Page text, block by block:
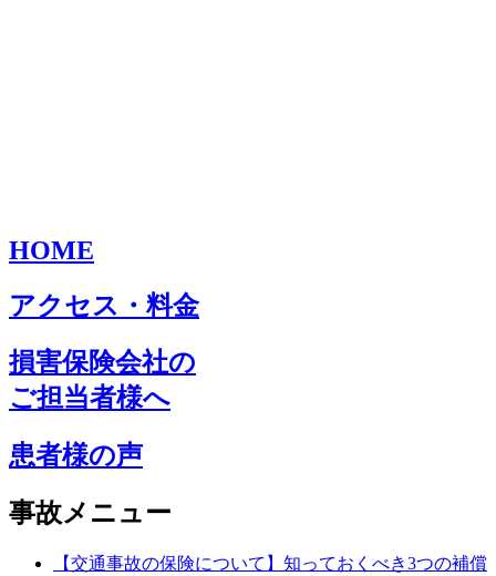
HOME
アクセス・料金
損害保険会社の
ご担当者様へ
患者様の声
事故メニュー
【交通事故の保険について】知っておくべき3つの補償